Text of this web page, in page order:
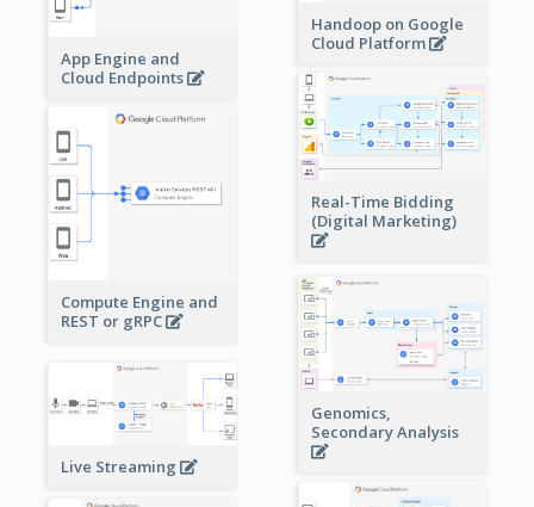
App Engine and
Cloud Endpoints
Handoop on Google
Cloud Platform
Real-Time Bidding
(Digital Marketing)
Compute Engine and
REST or gRPC
Genomics,
Secondary Analysis
Live Streaming